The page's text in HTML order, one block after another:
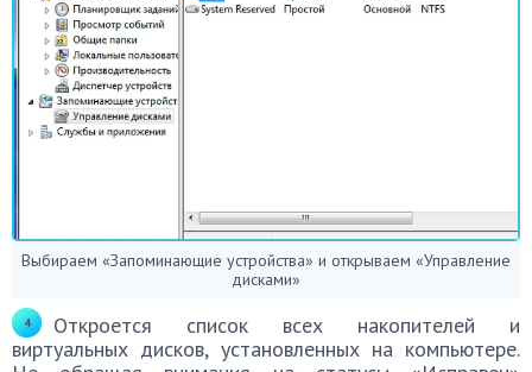
Выбираем «Запоминающие устройства» и открываем «Управление
дисками»
Откроется список всех накопителей и
виртуальных дисков, установленных на компьютере.